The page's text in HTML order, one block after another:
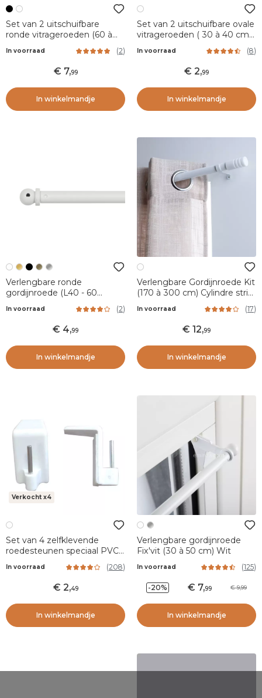
Set van 2 uitschuifbare
ronde vitrageroeden (60 à
In voorraad (2)
7,99
In winkelmandje
Set van 2 uitschuifbare ovale
vitrageroeden ( 30 à 40 cm)
In voorraad (8)
2,99
In winkelmandje
Verlengbare ronde
gordijnroede (L40 - 60
cm/D7 mm) Pietro Wit mat
In voorraad (2)
4,99
In winkelmandje
Verlengbare Gordijnroede Kit
(170 à 300 cm) Cylindre strié
In voorraad (17)
12,99
In winkelmandje
Verkocht x4
Set van 4 zelfklevende
roedesteunen speciaal PVC
In voorraad (208)
2,49
In winkelmandje
Verlengbare gordijnroede
Fix'vit (30 à 50 cm) Wit
In voorraad (125)
-20% 7,99 9,99
In winkelmandje